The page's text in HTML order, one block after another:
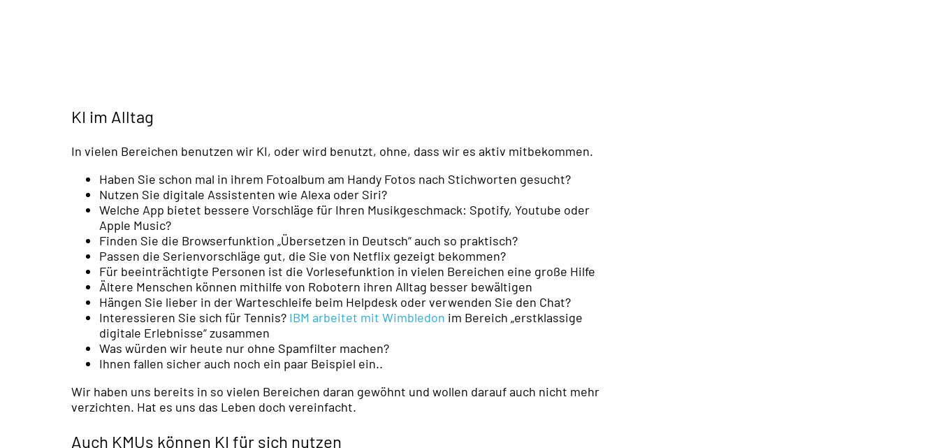
KI im Alltag
In vielen Bereichen benutzen wir KI, oder wird benutzt, ohne, dass wir es aktiv mitbekommen.
Haben Sie schon mal in ihrem Fotoalbum am Handy Fotos nach Stichworten gesucht?
Nutzen Sie digitale Assistenten wie Alexa oder Siri?
Welche App bietet bessere Vorschläge für Ihren Musikgeschmack: Spotify, Youtube oder
Apple Music?
Finden Sie die Browserfunktion „Übersetzen in Deutsch“ auch so praktisch?
Passen die Serienvorschläge gut, die Sie von Netflix gezeigt bekommen?
Für beeinträchtigte Personen ist die Vorlesefunktion in vielen Bereichen eine große Hilfe
Ältere Menschen können mithilfe von Robotern ihren Alltag besser bewältigen
Hängen Sie lieber in der Warteschleife beim Helpdesk oder verwenden Sie den Chat?
Interessieren Sie sich für Tennis? IBM arbeitet mit Wimbledon im Bereich „erstklassige
digitale Erlebnisse“ zusammen
Was würden wir heute nur ohne Spamfilter machen?
Ihnen fallen sicher auch noch ein paar Beispiel ein..
Wir haben uns bereits in so vielen Bereichen daran gewöhnt und wollen darauf auch nicht mehr
verzichten. Hat es uns das Leben doch vereinfacht.
Auch KMUs können KI für sich nutzen